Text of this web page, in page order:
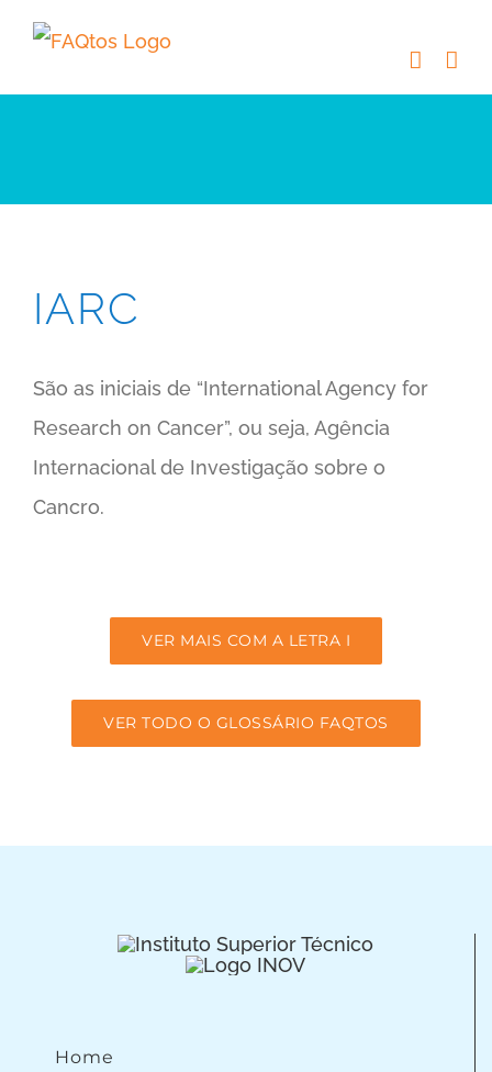
Skip
content
IARC
São as iniciais de “International Agency for
Research on Cancer”, ou seja, Agência
Internacional de Investigação sobre o
Cancro.
VER MAIS COM A LETRA I
VER TODO O GLOSSÁRIO FAQTOS
Home